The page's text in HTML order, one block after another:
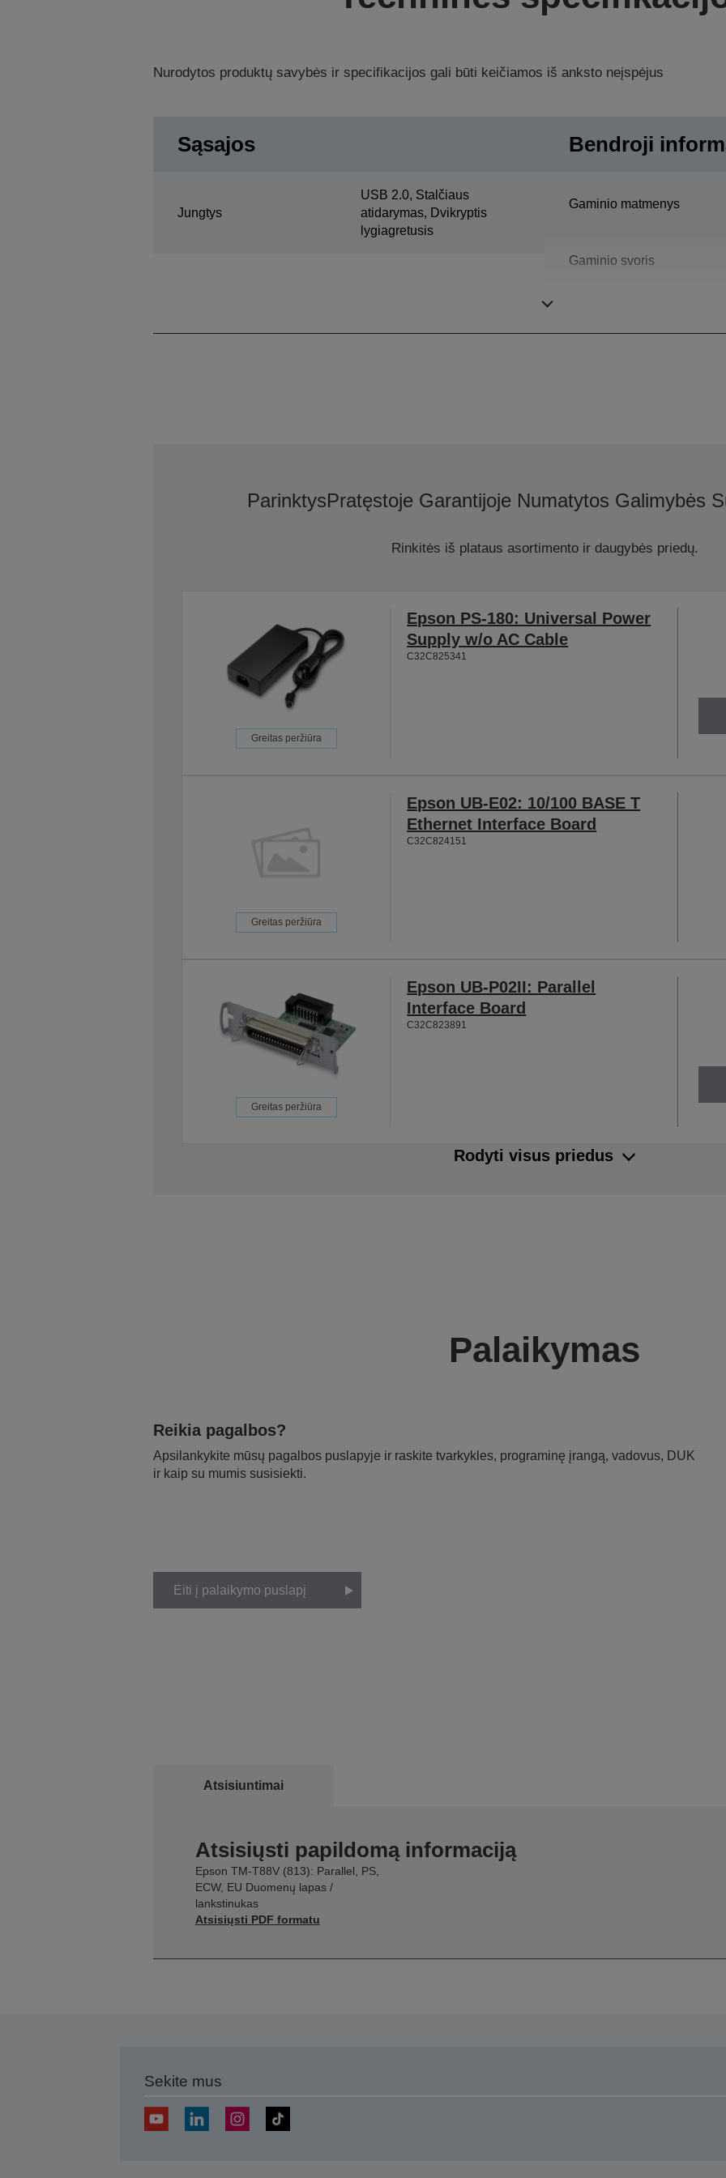
Nurodytos produktų savybės ir specifikacijos gali būti keičiamos iš anksto neįspėjus
Sąsajos
Jungtys
USB 2.0, Stalčiaus
atidarymas, Dvikryptis
lygiagretusis
Bendroji
Gaminio matmenys
Gaminio svoris
ParinktysPratęstoje Garantijoje Numatytos Galimybės
Rinkitės iš plataus asortimento ir daugybės priedų.
Greitas peržiūra
Epson PS-180: Universal Power
Supply w/o AC Cable
C32C825341
Greitas peržiūra
Epson UB-E02: 10/100 BASE T
Ethernet Interface Board
C32C824151
Greitas peržiūra
Epson UB-P02II: Parallel
Interface Board
C32C823891
Rodyti visus priedus
Palaikymas
Reikia pagalbos?
Apsilankykite mūsų pagalbos puslapyje ir raskite tvarkykles, programinę įrangą, vadovus, DUK
ir kaip su mumis susisiekti.
Eiti į palaikymo puslapį
Atsisiuntimai
Atsisiųsti papildomą informaciją
Epson TM-T88V (813): Parallel, PS,
ECW, EU Duomenų lapas /
lankstinukas
Atsisiųsti PDF formatu
Sekite mus